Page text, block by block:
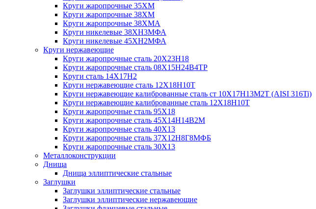
Круги жаропрочные 35ХМ
Круги жаропрочные 38ХМ
Круги жаропрочные 38ХМА
Круги никелевые 38XH3MФА
Круги никелевые 45ХН2МФА
Круги нержавеющие
Круги жаропрочные сталь 20Х23Н18
Круги жаропрочные сталь 08Х15Н24В4ТР
Круги сталь 14Х17Н2
Круги нержавеющие сталь 12Х18Н10Т
Круги нержавеющие калиброванные сталь ст 10Х17Н13М2Т (AISI 316Ti)
Круги нержавеющие калиброванные сталь 12Х18Н10Т
Круги жаропрочные сталь 95Х18
Круги жаропрочные сталь 45Х14Н14В2М
Круги жаропрочные сталь 40Х13
Круги жаропрочные сталь 37Х12Н8Г8МФБ
Круги жаропрочные сталь 30Х13
Металлоконструкции
Днища
Днища эллиптические стальные
Заглушки
Заглушки эллиптические стальные
Заглушки эллиптические нержавеющие